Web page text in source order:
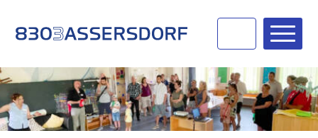
Navigieren in Bassersdorf